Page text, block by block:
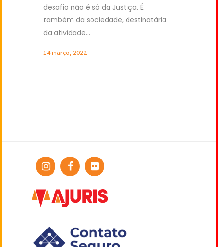
desafio não é só da Justiça. É
também da sociedade, destinatária
da atividade...
14 março, 2022